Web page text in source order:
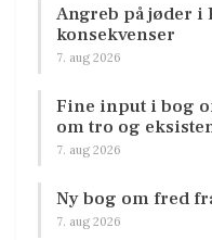
Angreb på jøder i
konsekvenser
7. aug 2026
Fine input i bog
om tro og
7. aug 2026
Ny bog om fred
7. aug 2026